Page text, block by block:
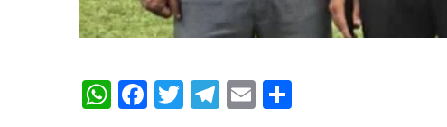
WhatsApp
Facebook
Twitter
Telegram
Email